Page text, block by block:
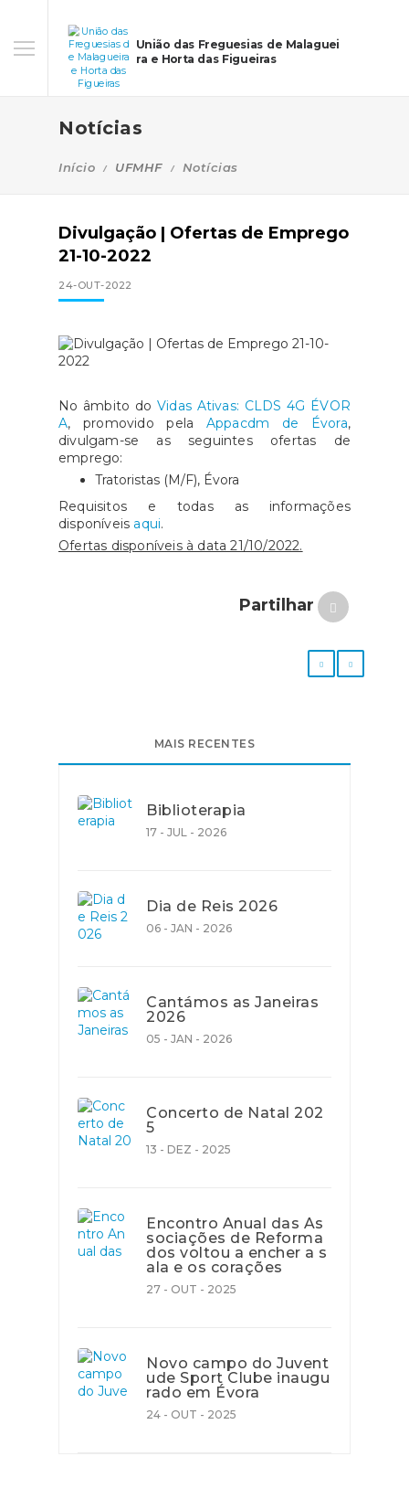
União das Freguesias de Malaguei
ra e Horta das Figueiras
Notícias
Início UFMHF Notícias
Divulgação | Ofertas de Emprego
21-10-2022
24-OUT-2022
No âmbito do Vidas Ativas: CLDS 4G ÉVOR
A, promovido pela Appacdm de Évora,
divulgam-se as seguintes ofertas de
emprego:
Tratoristas (M/F), Évora
Requisitos e todas as informações
disponíveis aqui.
Ofertas disponíveis à data 21/10/2022.
Partilhar
MAIS RECENTES
Biblioterapia
17 - JUL - 2026
Dia de Reis 2026
06 - JAN - 2026
Cantámos as Janeiras
2026
05 - JAN - 2026
Concerto de Natal 202
5
13 - DEZ - 2025
Encontro Anual das As
sociações de Reforma
dos voltou a encher a s
ala e os corações
27 - OUT - 2025
Novo campo do Juvent
ude Sport Clube inaugu
rado em Évora
24 - OUT - 2025